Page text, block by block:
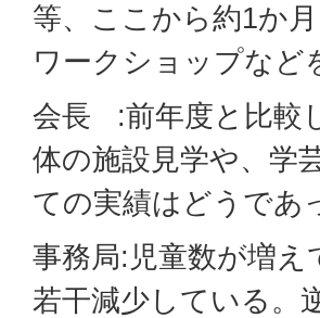
等、ここから約1か
ワークショップなど
会長 :前年度と比較
体の施設見学や、学
ての実績はどうであ
事務局:児童数が増
若干減少している。